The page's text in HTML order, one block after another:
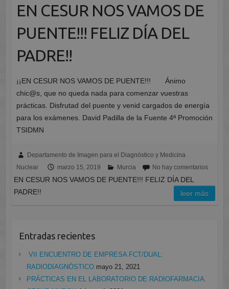
EN CESUR NOS VAMOS DE
PUENTE!!! FELIZ DÍA DEL
PADRE!!
¡¡EN CESUR NOS VAMOS DE PUENTE!!! Ánimo
chic@s, que no queda nada para comenzar vuestras
prácticas. Disfrutad del puente y venid cargados de energía
para los exámenes. David Padilla de la Fuente 4ª Promoción
TSIDMN
Departamento de Imagen para el Diagnóstico y Medicina
Nuclear
marzo 15, 2019 Murcia No hay comentarios
EN CESUR NOS VAMOS DE PUENTE!!! FELIZ DÍA DEL
PADRE!!
leer más
Entradas recientes
VII ENCUENTRO DE EMPRESA FCT/DUAL:
RADIODIAGNÓSTICO mayo 21, 2021
PRÁCTICAS EN EL LABORATORIO DE RADIOFARMACIA.